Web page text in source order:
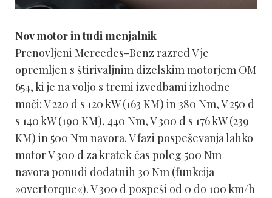
Nov motor in tudi menjalnik
Prenovljeni Mercedes-Benz razred V je
opremljen s štirivaljnim dizelskim motorjem OM
654, ki je na voljo s tremi izvedbami izhodne
moči: V 220 d s 120 kW (163 KM) in 380 Nm, V 250 d
s 140 kW (190 KM), 440 Nm, V 300 d s 176 kW (239
KM) in 500 Nm navora. V fazi pospeševanja lahko
motor V 300 d za kratek čas poleg 500 Nm
navora ponudi dodatnih 30 Nm (funkcija
»overtorque«). V 300 d pospeši od 0 do 100 km/h